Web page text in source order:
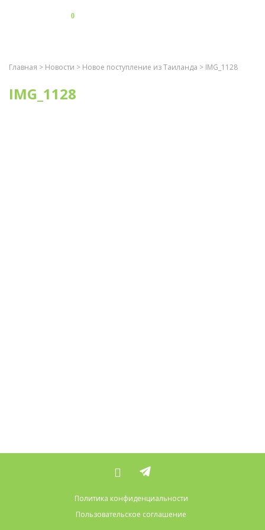
0
Главная > Новости > Новое поступление из Таиланда > IMG_1128
IMG_1128
Политика конфиденциальности
Пользовательское соглашение